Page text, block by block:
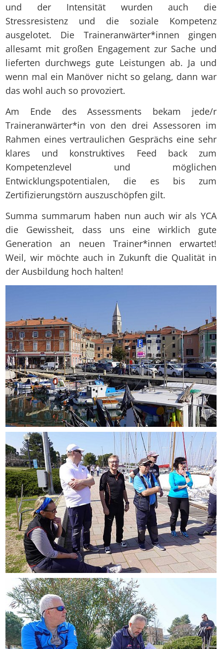
und der Intensität wurden auch die
Stressresistenz und die soziale Kompetenz
ausgelotet. Die Traineranwärter*innen gingen
allesamt mit großen Engagement zur Sache und
lieferten durchwegs gute Leistungen ab. Ja und
wenn mal ein Manöver nicht so gelang, dann war
das wohl auch so provoziert.
Am Ende des Assessments bekam jede/r
Traineranwärter*in von den drei Assessoren im
Rahmen eines vertraulichen Gesprächs eine sehr
klares und konstruktives Feed back zum
Kompetenzlevel und möglichen
Entwicklungspotentialen, die es bis zum
Zertifizierungstörn auszuschöpfen gilt.
Summa summarum haben nun auch wir als YCA
die Gewissheit, dass uns eine wirklich gute
Generation an neuen Trainer*innen erwartet!
Weil, wir möchte auch in Zukunft die Qualität in
der Ausbildung hoch halten!